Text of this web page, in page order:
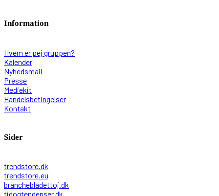
Information
Hvem er pej gruppen?
Kalender
Nyhedsmail
Presse
Mediekit
Handelsbetingelser
Kontakt
Sider
trendstore.dk
trendstore.eu
branchebladettoj.dk
tidogtendenser.dk